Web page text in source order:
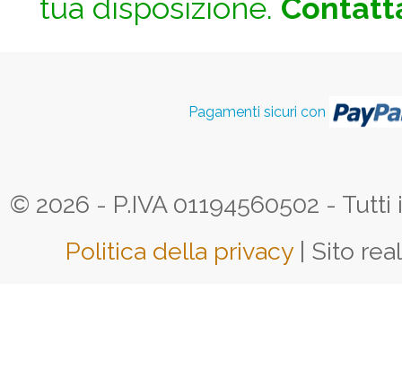
tua disposizione.
Pagamenti sicuri con
© 2026 - P.IVA 01194560502 -
Politica della privacy | Sito